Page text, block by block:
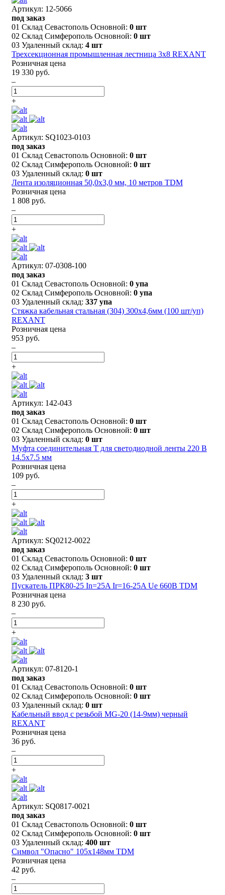
Артикул: 12-5066
под заказ
01 Склад Севастополь Основной: 0 шт
02 Склад Симферополь Основной: 0 шт
03 Удаленный склад: 4 шт
Трехсекционная промышленная лестница 3x8 REXANT
Розничная цена
19 330 руб.
–
+
Артикул: SQ1023-0103
под заказ
01 Склад Севастополь Основной: 0 шт
02 Склад Симферополь Основной: 0 шт
03 Удаленный склад: 0 шт
Лента изоляционная 50,0х3,0 мм, 10 метров TDM
Розничная цена
1 808 руб.
–
+
Артикул: 07-0308-100
под заказ
01 Склад Севастополь Основной: 0 упа
02 Склад Симферополь Основной: 0 упа
03 Удаленный склад: 337 упа
Стяжка кабельная стальная (304) 300x4,6мм (100 шт/уп)
REXANT
Розничная цена
953 руб.
–
+
Артикул: 142-043
под заказ
01 Склад Севастополь Основной: 0 шт
02 Склад Симферополь Основной: 0 шт
03 Удаленный склад: 0 шт
Муфта соединительная T для светодиодной ленты 220 В
14.5х7.5 мм
Розничная цена
109 руб.
–
+
Артикул: SQ0212-0022
под заказ
01 Склад Севастополь Основной: 0 шт
02 Склад Симферополь Основной: 0 шт
03 Удаленный склад: 3 шт
Пускатель ПРК80-25 In=25A Ir=16-25A Ue 660В TDM
Розничная цена
8 230 руб.
–
+
Артикул: 07-8120-1
под заказ
01 Склад Севастополь Основной: 0 шт
02 Склад Симферополь Основной: 0 шт
03 Удаленный склад: 0 шт
Кабельный ввод с резьбой MG-20 (14-9мм) черный
REXANT
Розничная цена
36 руб.
–
+
Артикул: SQ0817-0021
под заказ
01 Склад Севастополь Основной: 0 шт
02 Склад Симферополь Основной: 0 шт
03 Удаленный склад: 400 шт
Символ "Опасно" 105х148мм TDM
Розничная цена
42 руб.
–